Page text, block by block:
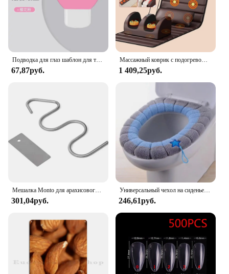
67,87руб.
Массажный коврик с подогревом, 10 узлов, массажный коврик для всего тела, регулируемые подушки, грелки, массажер для всего тела для шеи
1 409,25руб.
301,04руб.
Универсальный чехол на сиденье унитаза, зимний теплый мягкий коврик для унитаза, моющийся съемный коврик для ванной комнаты с откидной ручкой, бытовой
246,61руб.